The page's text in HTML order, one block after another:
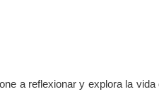
a reflexionar y explora la